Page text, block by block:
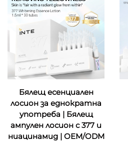
Бялещ есенциален
лосион за еднократна
употреба | Бялещ
ампулен лосион с 377 и
ниацинамид | OEM/ODM